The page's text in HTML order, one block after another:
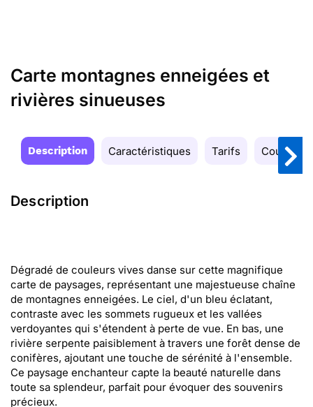
Carte montagnes enneigées et
rivières sinueuses
Description Caractéristiques Tarifs Couleurs
Description
Dégradé de couleurs vives danse sur cette magnifique
carte de paysages, représentant une majestueuse chaîne
de montagnes enneigées. Le ciel, d'un bleu éclatant,
contraste avec les sommets rugueux et les vallées
verdoyantes qui s'étendent à perte de vue. En bas, une
rivière serpente paisiblement à travers une forêt dense de
conifères, ajoutant une touche de sérénité à l'ensemble.
Ce paysage enchanteur capte la beauté naturelle dans
toute sa splendeur, parfait pour évoquer des souvenirs
précieux.